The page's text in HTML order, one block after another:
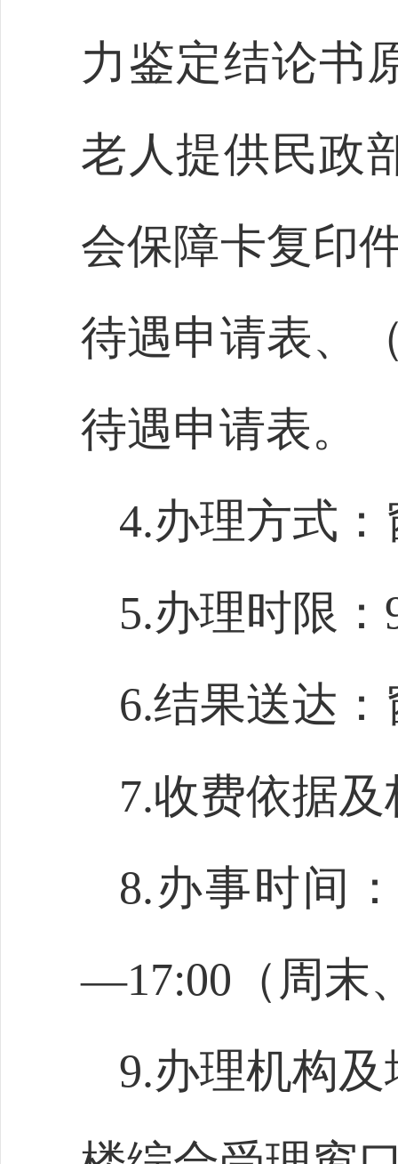
力鉴定结论书
老人提供民政
会保障卡复印
待遇申请表、
待遇申请表。
4.办理方式
5.办理时限
6.结果送达
7.收费依据
8.办事时间
—17:00（周末
9.办理机构